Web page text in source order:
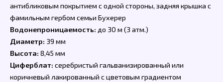
антибликовым покрытием с одной стороны, задняя крышка с
фамильным гербом семьи Бухерер
Водонепроницаемость: до 30 м (3 атм.)
Диаметр: 39 мм
Высота: 8,45 мм
Циферблат: серебристый гальванизированный или
коричневый лакированный с цветовым градиентом